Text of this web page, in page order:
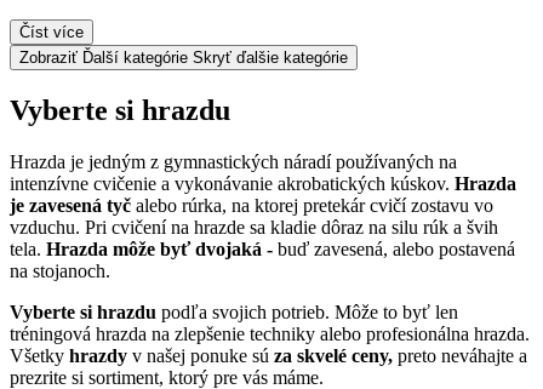
Číst více
Zobraziť Ďalší kategórie Skryť ďalšie kategórie
Vyberte si hrazdu
Hrazda je jedným z gymnastických náradí používaných na
intenzívne cvičenie a vykonávanie akrobatických kúskov. Hrazda
je zavesená tyč alebo rúrka, na ktorej pretekár cvičí zostavu vo
vzduchu. Pri cvičení na hrazde sa kladie dôraz na silu rúk a švih
tela. Hrazda môže byť dvojaká - buď zavesená, alebo postavená
na stojanoch.
Vyberte si hrazdu podľa svojich potrieb. Môže to byť len
tréningová hrazda na zlepšenie techniky alebo profesionálna hrazda.
Všetky hrazdy v našej ponuke sú za skvelé ceny, preto neváhajte a
prezrite si sortiment, ktorý pre vás máme.